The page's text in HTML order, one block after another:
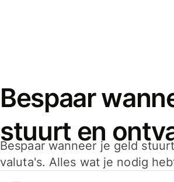
Bespaar
stuurt en
Bespaar wanneer je geld
valuta's. Alles wat je nodig